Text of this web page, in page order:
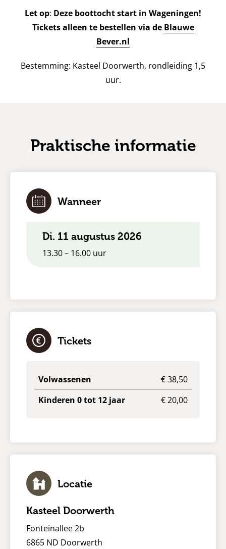
Let op: Deze boottocht start in Wageningen!
Tickets alleen te bestellen via de Blauwe
Bever.nl
Bestemming: Kasteel Doorwerth, rondleiding 1,5
uur.
Praktische informatie
Wanneer
di. 11 augustus 2026
13.30 – 16.00 uur
Tickets
Volwassenen
€ 38,50
Kinderen 0 tot 12 jaar
€ 20,00
Locatie
Kasteel Doorwerth
Fonteinallee 2b
6865 ND Doorwerth